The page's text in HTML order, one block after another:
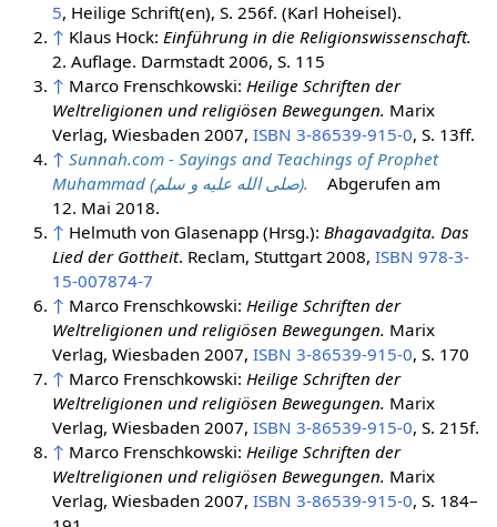
5, Heilige Schrift(en), S. 256f. (Karl Hoheisel).
↑ Klaus Hock: Einführung in die Religionswissenschaft.
2. Auflage. Darmstadt 2006, S. 115
↑ Marco Frenschkowski: Heilige Schriften der
Weltreligionen und religiösen Bewegungen. Marix
Verlag, Wiesbaden 2007, ISBN 3-86539-915-0, S. 13ff.
↑ Sunnah.com - Sayings and Teachings of Prophet
Muhammad (صلى الله عليه و سلم).
Abgerufen am
12. Mai 2018.
↑ Helmuth von Glasenapp (Hrsg.): Bhagavadgita. Das
Lied der Gottheit. Reclam, Stuttgart 2008, ISBN 978-3-
15-007874-7
↑ Marco Frenschkowski: Heilige Schriften der
Weltreligionen und religiösen Bewegungen. Marix
Verlag, Wiesbaden 2007, ISBN 3-86539-915-0, S. 170
↑ Marco Frenschkowski: Heilige Schriften der
Weltreligionen und religiösen Bewegungen. Marix
Verlag, Wiesbaden 2007, ISBN 3-86539-915-0, S. 215f.
↑ Marco Frenschkowski: Heilige Schriften der
Weltreligionen und religiösen Bewegungen. Marix
Verlag, Wiesbaden 2007, ISBN 3-86539-915-0, S. 184–